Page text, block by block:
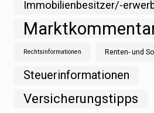
Immobilienbesitzer/-
Rechtsinformationen Renten- und
Steuerinformationen
Versicherungstipps